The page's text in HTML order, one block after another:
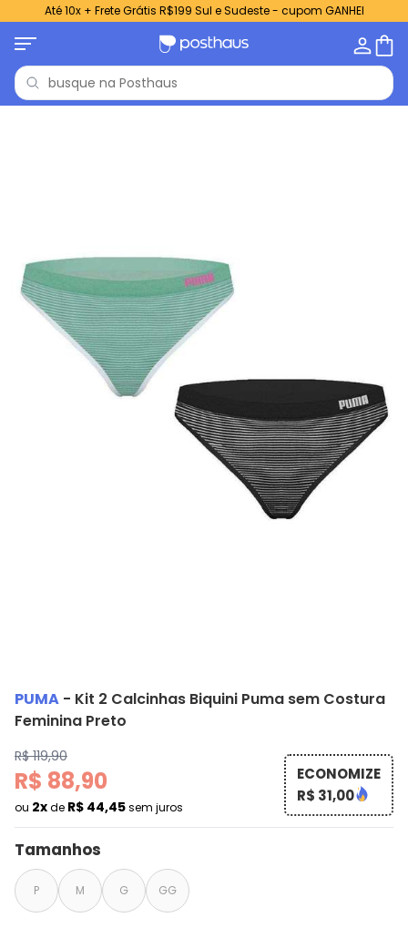
Até 10x + Frete Grátis R$199 Sul e Sudeste - cupom GANHEI
PUMA - Kit 2 Calcinhas Biquini Puma sem Costura
Feminina Preto
R$ 119,90
R$ 88,90
ou 2xde R$ 44,45sem juros
ECONOMIZE
R$ 31,00
Tamanhos
P M G GG